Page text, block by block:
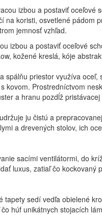
izbou a postaviť oceľové
kožené kreslá, kóje
priestor využíva
Prostredníctvom
a hranu pozdĺž
ju čistú a
a drevených stolov, ich
sacími ventilátormi, do
luxus, zatiaľ čo
sedí vedľa obielené
húf unikátnych stojacích